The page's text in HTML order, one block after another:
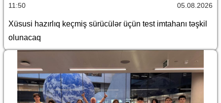
11:50 05.08.2026
Xüsusi hazırlıq keçmiş sürücülər üçün test imtahanı təşkil
olunacaq